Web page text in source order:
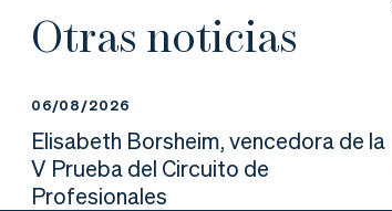
er da
d
Otras noticias
06/08/2026
Elisabeth Borsheim, vencedora de la
V Prueba del Circuito de
Profesionales